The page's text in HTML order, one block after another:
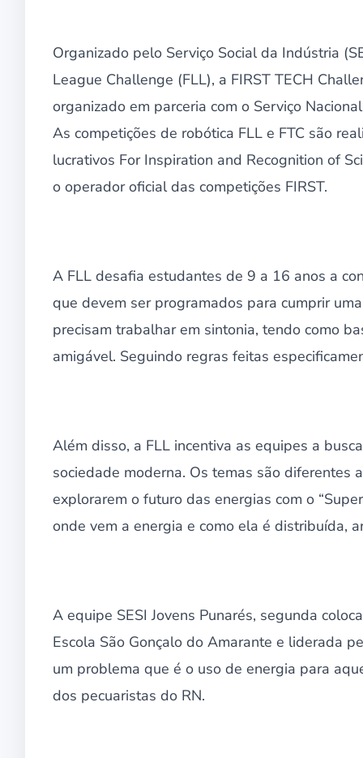
Organizado pelo Serviço Social da Indústria
League Challenge (FLL), a FIRST TECH
organizado em parceria com o Serviço
As competições de robótica FLL e FTC são
lucrativos For Inspiration and Recognition of
o operador oficial das competições FIRST.
A FLL desafia estudantes de 9 a 16 anos a
que devem ser programados para cumprir
precisam trabalhar em sintonia, tendo como
amigável. Seguindo regras feitas
Além disso, a FLL incentiva as equipes a
sociedade moderna. Os temas são diferentes
explorarem o futuro das energias com o
onde vem a energia e como ela é distribuída,
A equipe SESI Jovens Punarés, segunda
Escola São Gonçalo do Amarante e liderada
um problema que é o uso de energia para
dos pecuaristas do RN.